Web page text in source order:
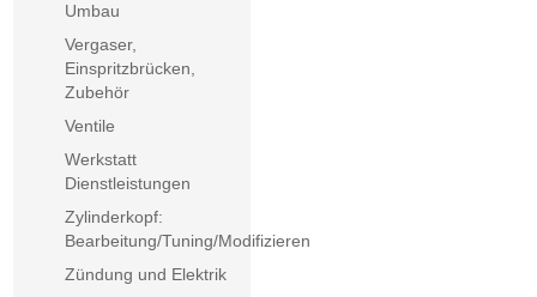
Umbau
Vergaser,
Einspritzbrücken,
Zubehör
Ventile
Werkstatt
Dienstleistungen
Zylinderkopf:
Bearbeitung/Tuning/Modifizieren
Zündung und Elektrik